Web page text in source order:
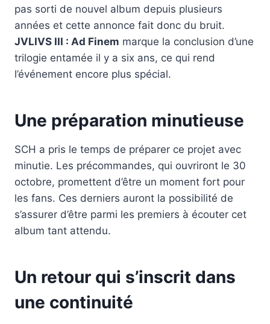
pas sorti de nouvel album depuis plusieurs
années et cette annonce fait donc du bruit.
JVLIVS III : Ad Finem marque la conclusion d’une
trilogie entamée il y a six ans, ce qui rend
l’événement encore plus spécial.
Une préparation minutieuse
SCH a pris le temps de préparer ce projet avec
minutie. Les précommandes, qui ouvriront le 30
octobre, promettent d’être un moment fort pour
les fans. Ces derniers auront la possibilité de
s’assurer d’être parmi les premiers à écouter cet
album tant attendu.
Un retour qui s’inscrit dans
une continuité